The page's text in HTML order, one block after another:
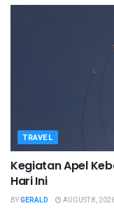
TRAVEL
Kegiatan Apel
Hari Ini
BYGERALD AUGUST 8,